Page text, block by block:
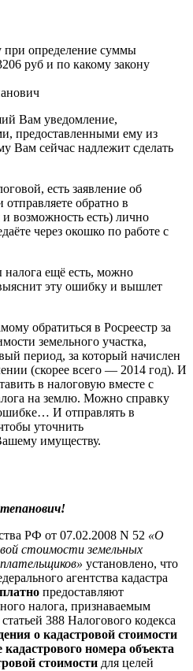
при определение суммы
руб и по какому закону
Вам уведомление,
предоставленными ему из
Вам сейчас надлежит сделать
есть заявление об
обратно в
возможность есть) лично
через окошко по работе с
налога ещё есть, можно
эту ошибку и вышлет
обратиться в Росреестр за
земельного участка,
период, за который начислен
(скорее всего — 2014 год). И
в налоговую вместе с
на землю. Можно справку
И отправлять в
уточнить
имуществу.
РФ от 07.02.2008 N 52 «О
стоимости земельных
установлено, что
агентства кадастра
предоставляют
налога, признаваемым
388 Налогового кодекса
о кадастровой стоимости
номера объекта
стоимости для целей